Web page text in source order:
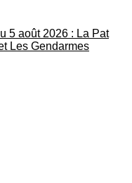
5 août 2026 : La Pat
Les Gendarmes